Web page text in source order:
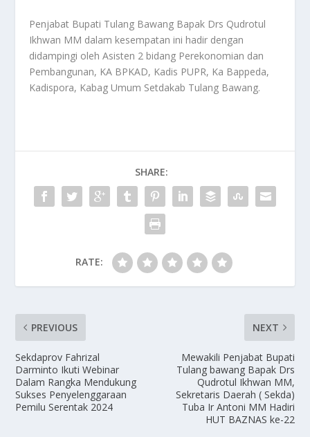
Penjabat Bupati Tulang Bawang Bapak Drs Qudrotul
Ikhwan MM dalam kesempatan ini hadir dengan
didampingi oleh Asisten 2 bidang Perekonomian dan
Pembangunan, KA BPKAD, Kadis PUPR, Ka Bappeda,
Kadispora, Kabag Umum Setdakab Tulang Bawang.
SHARE:
RATE:
PREVIOUS
Sekdaprov Fahrizal
Darminto Ikuti Webinar
Dalam Rangka Mendukung
Sukses Penyelenggaraan
Pemilu Serentak 2024
NEXT
Mewakili Penjabat Bupati
Tulang bawang Bapak Drs
Qudrotul Ikhwan MM,
Sekretaris Daerah ( Sekda)
Tuba Ir Antoni MM Hadiri
HUT BAZNAS ke-22